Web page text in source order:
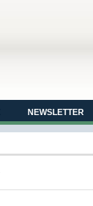
NEWSLETTER